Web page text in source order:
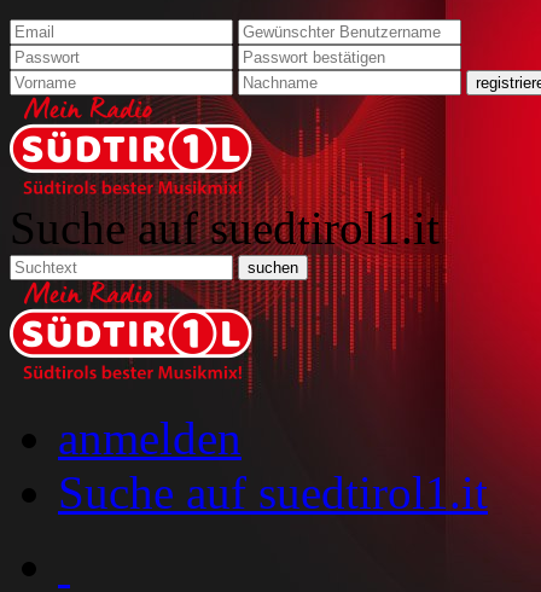
Suche auf suedtirol1.it
anmelden
Suche auf suedtirol1.it